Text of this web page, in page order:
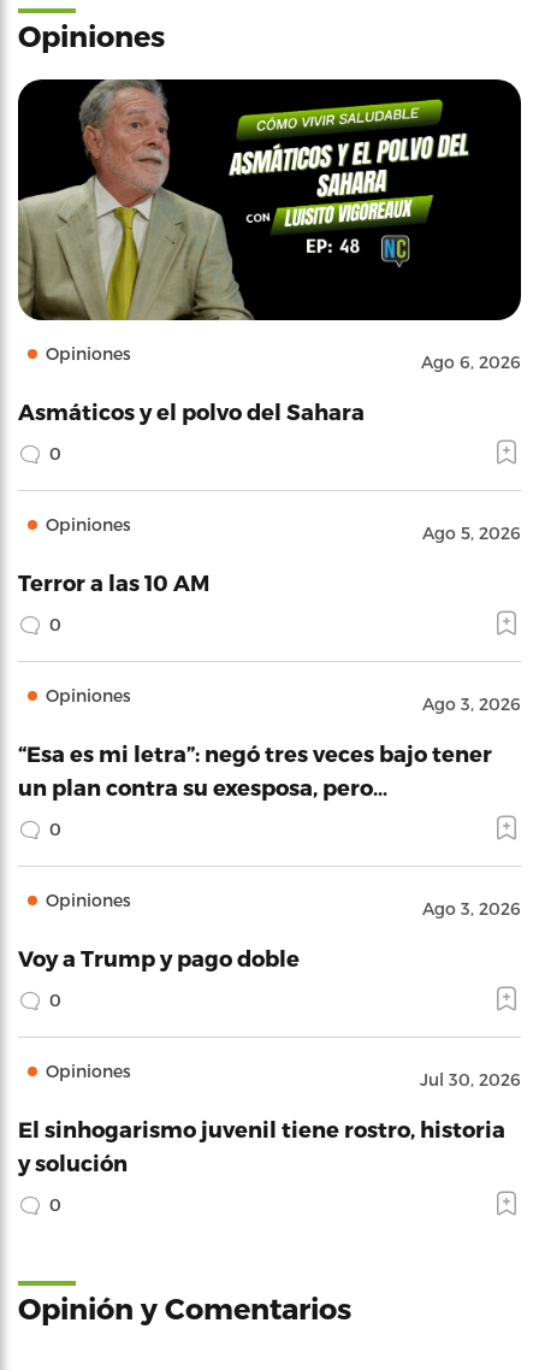
Opiniones
Opiniones Ago 6, 2026
Asmáticos y el polvo del Sahara
0
Opiniones Ago 5, 2026
Terror a las 10 AM
0
Opiniones Ago 3, 2026
“Esa es mi letra”: negó tres veces bajo tener
un plan contra su exesposa, pero…
0
Opiniones Ago 3, 2026
Voy a Trump y pago doble
0
Opiniones Jul 30, 2026
El sinhogarismo juvenil tiene rostro, historia
y solución
0
Opinión y Comentarios